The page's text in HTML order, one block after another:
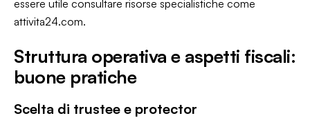
essere utile consultare risorse specialistiche come
attivita24.com.
Struttura operativa e aspetti fiscali:
buone pratiche
Scelta di trustee e protector